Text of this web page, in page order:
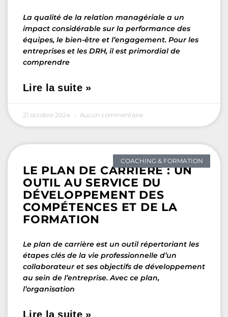
La qualité de la relation managériale a un
impact considérable sur la performance des
équipes, le bien-être et l’engagement. Pour les
entreprises et les DRH, il est primordial de
comprendre
Lire la suite »
21 octobre 2024 Aucun commentaire
COACHING & FORMATION
LE PLAN DE CARRIÈRE : UN
OUTIL AU SERVICE DU
DÉVELOPPEMENT DES
COMPÉTENCES ET DE LA
FORMATION
Le plan de carrière est un outil répertoriant les
étapes clés de la vie professionnelle d’un
collaborateur et ses objectifs de développement
au sein de l’entreprise. Avec ce plan,
l’organisation
Lire la suite »